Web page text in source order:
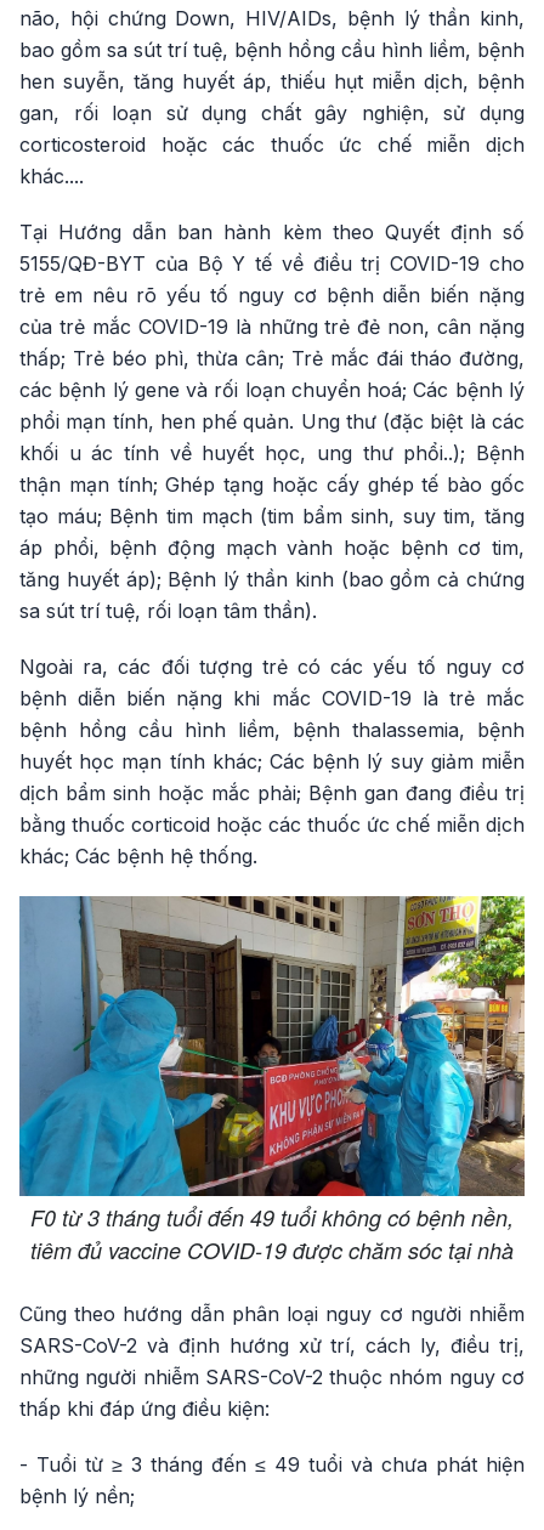
não, hội chứng Down, HIV/AIDs, bệnh lý thần kinh,
bao gồm sa sút trí tuệ, bệnh hồng cầu hình liềm, bệnh
hen suyễn, tăng huyết áp, thiếu hụt miễn dịch, bệnh
gan, rối loạn sử dụng chất gây nghiện, sử dụng
corticosteroid hoặc các thuốc ức chế miễn dịch
khác....
Tại Hướng dẫn ban hành kèm theo Quyết định số
5155/QĐ-BYT của Bộ Y tế về điều trị COVID-19 cho
trẻ em nêu rõ yếu tố nguy cơ bệnh diễn biến nặng
của trẻ mắc COVID-19 là những trẻ đẻ non, cân nặng
thấp; Trẻ béo phì, thừa cân; Trẻ mắc đái tháo đường,
các bệnh lý gene và rối loạn chuyển hoá; Các bệnh lý
phổi mạn tính, hen phế quản. Ung thư (đặc biệt là các
khối u ác tính về huyết học, ung thư phổi..); Bệnh
thận mạn tính; Ghép tạng hoặc cấy ghép tế bào gốc
tạo máu; Bệnh tim mạch (tim bẩm sinh, suy tim, tăng
áp phổi, bệnh động mạch vành hoặc bệnh cơ tim,
tăng huyết áp); Bệnh lý thần kinh (bao gồm cả chứng
sa sút trí tuệ, rối loạn tâm thần).
Ngoài ra, các đối tượng trẻ có các yếu tố nguy cơ
bệnh diễn biến nặng khi mắc COVID-19 là trẻ mắc
bệnh hồng cầu hình liềm, bệnh thalassemia, bệnh
huyết học mạn tính khác; Các bệnh lý suy giảm miễn
dịch bẩm sinh hoặc mắc phải; Bệnh gan đang điều trị
bằng thuốc corticoid hoặc các thuốc ức chế miễn dịch
khác; Các bệnh hệ thống.
F0 từ 3 tháng tuổi đến 49 tuổi không có bệnh nền,
tiêm đủ vaccine COVID-19 được chăm sóc tại nhà
Cũng theo hướng dẫn phân loại nguy cơ người nhiễm
SARS-CoV-2 và định hướng xử trí, cách ly, điều trị,
những người nhiễm SARS-CoV-2 thuộc nhóm nguy cơ
thấp khi đáp ứng điều kiện:
- Tuổi từ ≥ 3 tháng đến ≤ 49 tuổi và chưa phát hiện
bệnh lý nền;